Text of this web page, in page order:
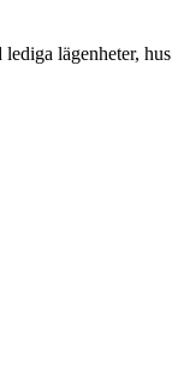
lägenheter, hus